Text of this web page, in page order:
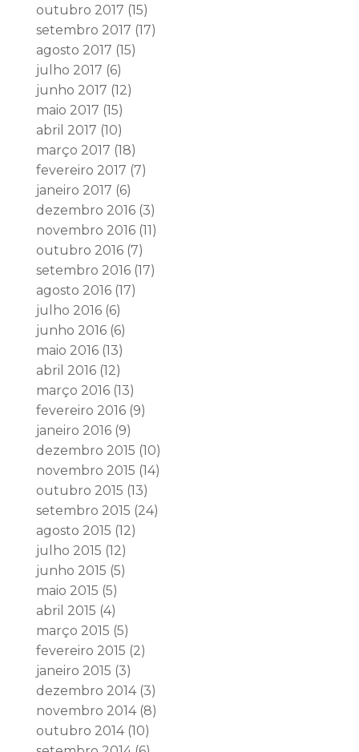
outubro 2017 (15)
setembro 2017 (17)
agosto 2017 (15)
julho 2017 (6)
junho 2017 (12)
maio 2017 (15)
abril 2017 (10)
março 2017 (18)
fevereiro 2017 (7)
janeiro 2017 (6)
dezembro 2016(3)
novembro 2016(11)
outubro 2016(7)
setembro 2016(17)
agosto 2016(17)
julho 2016(6)
junho 2016(6)
maio 2016(13)
abril 2016(12)
março 2016(13)
fevereiro 2016(9)
janeiro 2016(9)
dezembro 2015 (10)
novembro 2015 (14)
outubro 2015 (13)
setembro 2015 (24)
agosto 2015 (12)
julho 2015 (12)
junho 2015 (5)
maio 2015 (5)
abril 2015 (4)
março 2015 (5)
fevereiro 2015 (2)
janeiro 2015 (3)
dezembro 2014(3)
novembro 2014(8)
outubro 2014(10)